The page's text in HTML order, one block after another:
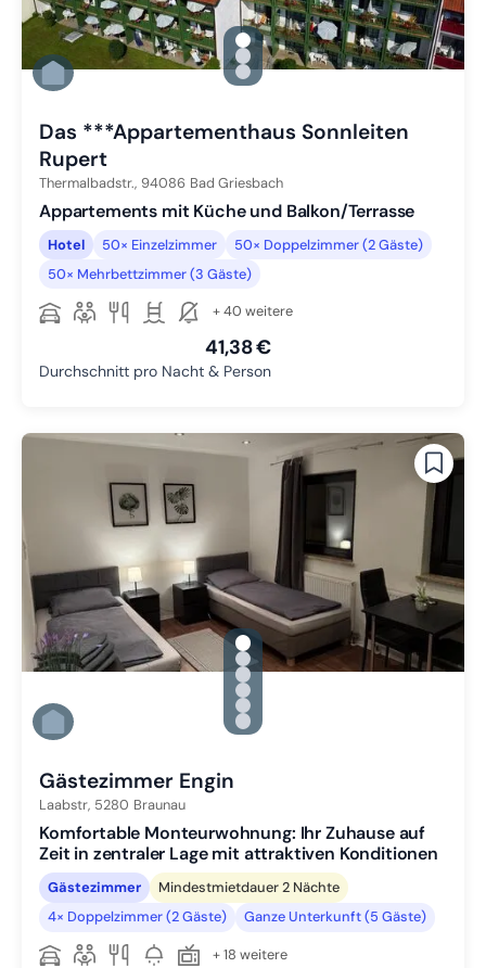
gallery.slide_selector
Zu Slide 1 wechseln
Zu Slide 2 wechseln
Zu Slide 3 wechseln
Das ***Appartementhaus Sonnleiten
Rupert
Thermalbadstr., 94086 Bad Griesbach
Appartements mit Küche und Balkon/Terrasse
Hotel 50× Einzelzimmer
50× Doppelzimmer (2 Gäste)
50× Mehrbettzimmer (3 Gäste)
+ 40 weitere
41,38 €
Durchschnitt pro Nacht & Person
gallery.slide_selector
Zu Slide 1 wechseln
Zu Slide 2 wechseln
Zu Slide 3 wechseln
Zu Slide 4 wechseln
Zu Slide 5 wechseln
Zu Slide 6 wechseln
Gästezimmer Engin
Laabstr, 5280 Braunau
Komfortable Monteurwohnung: Ihr Zuhause auf
Zeit in zentraler Lage mit attraktiven Konditionen
Gästezimmer
Mindestmietdauer 2 Nächte
4× Doppelzimmer (2 Gäste)
Ganze Unterkunft (5 Gäste)
+ 18 weitere